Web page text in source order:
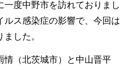
度中野市を訪れておりまし
ルス感染症の影響で、今回は
ました。
（北茨城市）と中山晋平